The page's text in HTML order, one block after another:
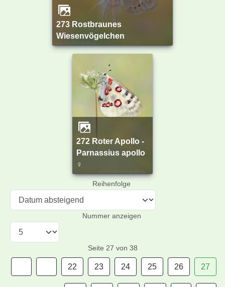
273 Rostbraunes
Wiesenvögelchen
272 Roter Apollo -
Parnassius apollo
♀
Reihenfolge
Nummer anzeigen
Seite 27 von 38
22 23 24 25 26 27